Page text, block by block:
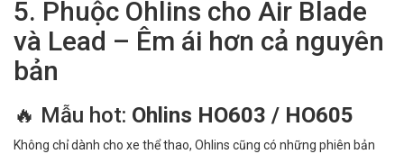
5. Phuộc Ohlins cho Air Blade
và Lead – Êm ái hơn cả nguyên
bản
🔥 Mẫu hot: Ohlins HO603 / HO605
Không chỉ dành cho xe thể thao, Ohlins cũng có những phiên bản